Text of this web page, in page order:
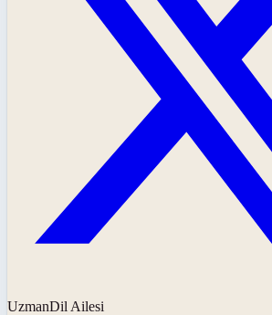
UzmanDil Ailesi